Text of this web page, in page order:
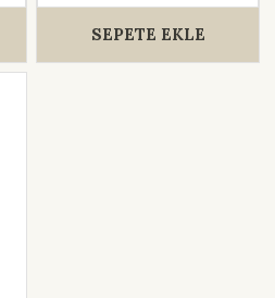
SEPETE EKLE